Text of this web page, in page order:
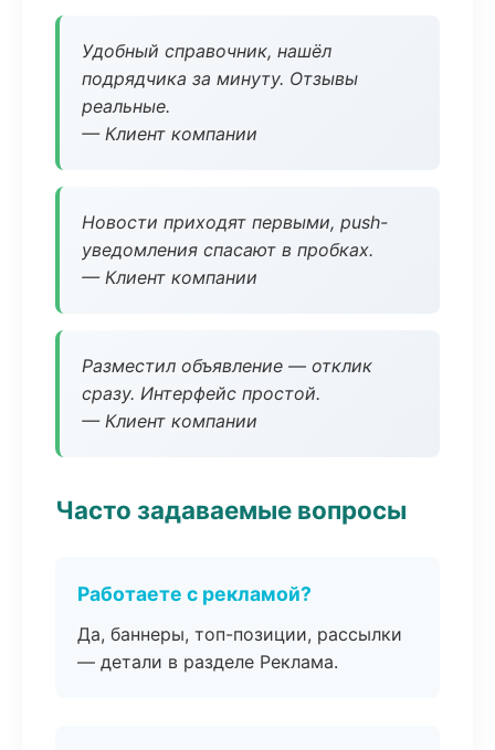
Удобный справочник, нашёл
подрядчика за минуту. Отзывы
реальные.
— Клиент компании
Новости приходят первыми, push-
уведомления спасают в пробках.
— Клиент компании
Разместил объявление — отклик
сразу. Интерфейс простой.
— Клиент компании
Часто задаваемые вопросы
Работаете с рекламой?
Да, баннеры, топ-позиции, рассылки
— детали в разделе Реклама.